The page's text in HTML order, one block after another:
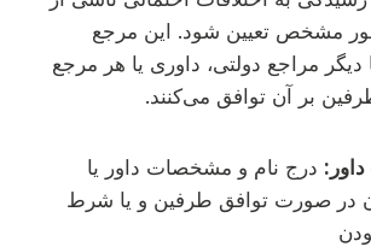
طور مشخص تعیین شود. این مرجع
دیگر مراجع دولتی، داوری یا هر مرجع
بر آن توافق می‌کنند.
درج نام و مشخصات داور یا
در صورت توافق طرفین و یا شرط